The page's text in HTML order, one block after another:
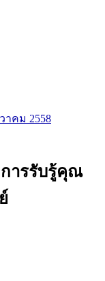
าคม 2558
ารรับรู้คุณ